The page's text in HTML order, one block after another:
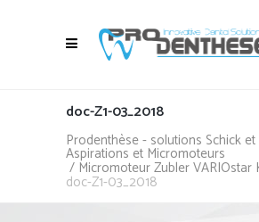
doc-Z1-03_2018
Prodenthèse - solutions Schick
Aspirations et Micromoteurs
/ Micromoteur Zubler
doc-Z1-03_2018